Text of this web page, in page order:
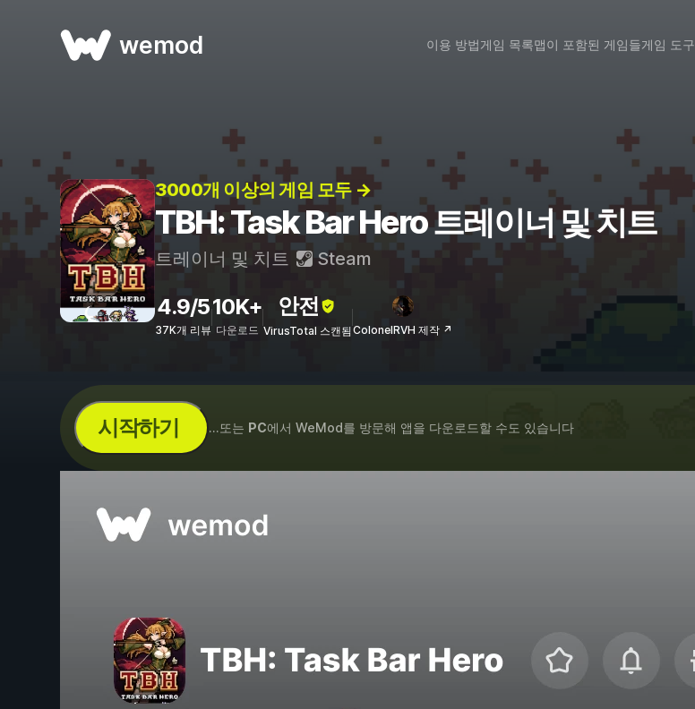
wemod 이용 방법게임 목록맵이 포함된 게임들게임 도구
3000개 이상의 게임 모두 →
TBH: Task Bar Hero 트레이너 및 치트
트레이너 및 치트 Steam
4.9/5
37K개 리뷰
10K+
다운로드
안전
VirusTotal 스캔됨ColonelRVH 제작 ↗
시작하기 ...또는 PC에서 WeMod를 방문해 앱을 다운로드할 수도 있습니다